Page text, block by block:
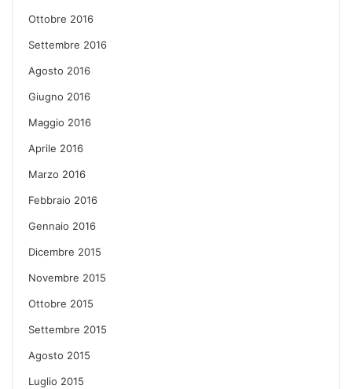
Ottobre 2016
Settembre 2016
Agosto 2016
Giugno 2016
Maggio 2016
Aprile 2016
Marzo 2016
Febbraio 2016
Gennaio 2016
Dicembre 2015
Novembre 2015
Ottobre 2015
Settembre 2015
Agosto 2015
Luglio 2015